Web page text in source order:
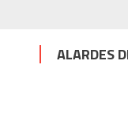
ALARDES